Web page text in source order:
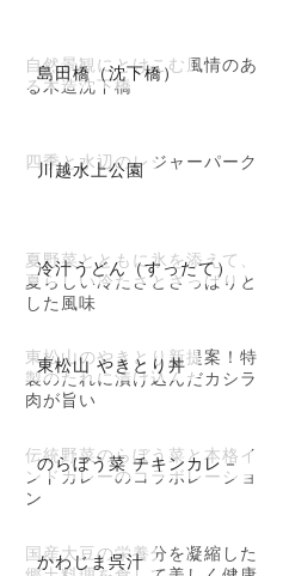
島田橋（沈下橋）
自然景観にとけこむ風情のあ
る木造沈下橋
川越水上公園
四季と水辺のレジャーパーク
冷汁うどん（すったて）
夏野菜とともに氷を添えて、
夏らしい冷たさとさっぱりと
した風味
東松山 やきとり丼
東松山のやきとり新提案！特
製のたれに漬け込んだカシラ
肉が旨い
のらぼう菜 チキンカレ－
伝統野菜のらぼう菜と本格イ
ンドカレーのコラボレーショ
ン
かわじま呉汁
国産大豆の栄養分を凝縮した